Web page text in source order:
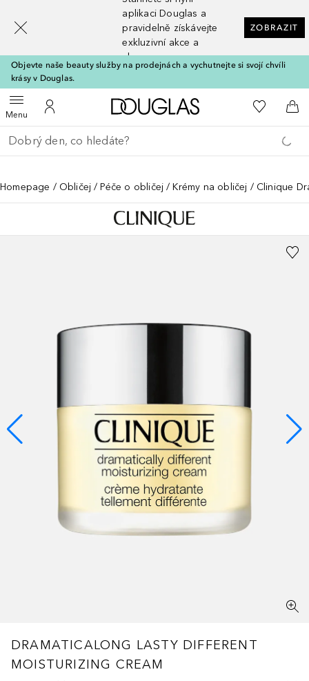
aplikaci Douglas a
pravidelně získávejte
exkluzivní akce a
slevy
ZOBRAZIT
Objevte naše beauty služby na prodejnách a vychutnejte si svojí chvíli
krásy v Douglas.
MenuOtevřít menuK mému účtu
Domů K mému
Do
Vraťte se
Proveďte vyhledávání
Homepage Obličej Péče o obličej Krémy na obličej Clinique
DRAMATICALONG LASTY DIFFERENT
MOISTURIZING CREAM
[navigation.slideout.screenreader]